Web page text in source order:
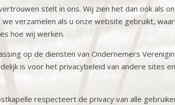
stelt in ons. Wij zien het dan ook als
verzamelen als u onze website gebruikt,
hoe wij werken.
op de diensten van Ondernemers
is voor het privacybeleid van andere sites
respecteert de privacy van alle